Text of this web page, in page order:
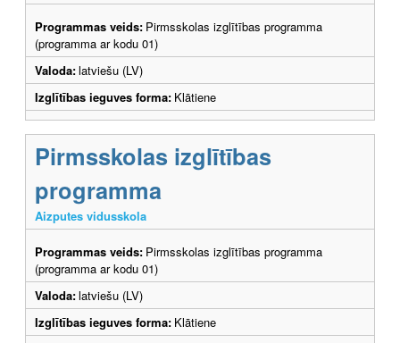
Programmas veids: Pirmsskolas izglītības programma
(programma ar kodu 01)
Valoda:latviešu (LV)
Izglītības ieguves forma: Klātiene
Pirmsskolas izglītības
programma
Aizputes vidusskola
Programmas veids: Pirmsskolas izglītības programma
(programma ar kodu 01)
Valoda:latviešu (LV)
Izglītības ieguves forma: Klātiene